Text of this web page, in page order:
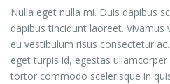
Nulla eget nulla mi. Duis dapibus
dapibus tincidunt laoreet.
eu vestibulum risus consectetur
eget turpis id, egestas
tortor commodo scelerisque in